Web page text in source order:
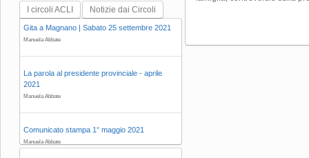
I circoli ACLI Notizie dai Circoli
Gita a Magnano | Sabato 25 settembre 2021
Manuela Abbate
La parola al presidente provinciale - aprile
2021
Manuela Abbate
Comunicato stampa 1° maggio 2021
Manuela Abbate